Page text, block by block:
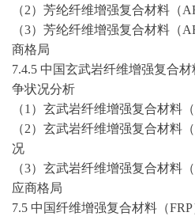
（2）芳纶纤维增强复合材料（
（3）芳纶纤维增强复合材料（
商格局
7.4.5 中国玄武岩纤维增强复合
争状况分析
（1）玄武岩纤维增强复合材料
（2）玄武岩纤维增强复合材料
况
（3）玄武岩纤维增强复合材料
应商格局
7.5 中国纤维增强复合材料（